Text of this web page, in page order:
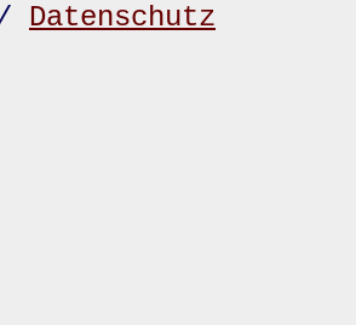
Datenschutz